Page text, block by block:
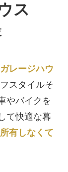
ス
レージハウ
スタイルそ
やバイクを
て快適な暮
所有しなくて